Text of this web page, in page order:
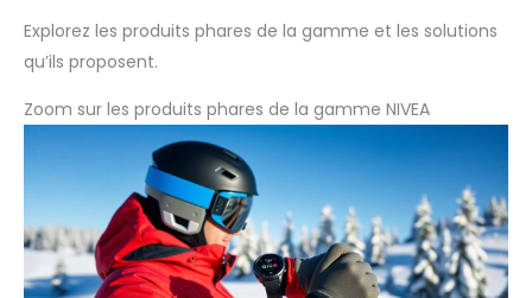
Explorez les produits phares de la gamme et les solutions
qu’ils proposent.
Zoom sur les produits phares de la gamme NIVEA